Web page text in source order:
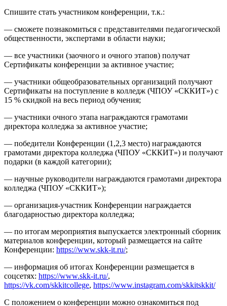
Спишите стать участником конференции, т.к.:
— сможете познакомиться с представителями педагогической
общественности, экспертами в области науки;
— все участники (заочного и очного этапов) получат
Сертификаты конференции за активное участие;
— участники общеобразовательных организаций получают
Сертификаты на поступление в колледж (ЧПОУ «СККИТ») с
15 % скидкой на весь период обучения;
— участники очного этапа награждаются грамотами
директора колледжа за активное участие;
— победители Конференции (1,2,3 место) награждаются
грамотами директора колледжа (ЧПОУ «СККИТ») и получают
подарки (в каждой категории);
— научные руководители награждаются грамотами директора
колледжа (ЧПОУ «СККИТ»);
— организация-участник Конференции награждается
благодарностью директора колледжа;
— по итогам мероприятия выпускается электронный сборник
материалов конференции, который размещается на сайте
Конференции: https://www.skk-it.ru/;
— информация об итогах Конференции размещается в
соцсетях: https://www.skk-it.ru/,
https://vk.com/skkitcollege, https://www.instagram.com/skkitskkit/
С положением о конференции можно ознакомиться под